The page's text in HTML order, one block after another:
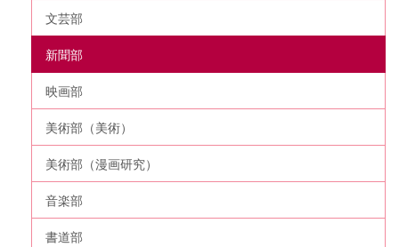
文芸部
新聞部
映画部
美術部（美術）
美術部（漫画研究）
音楽部
書道部